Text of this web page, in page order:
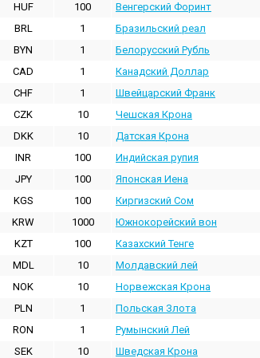
HUF
100 Венгерский Форинт
BRL
1 Бразильский реал
BYN
1 Белорусский Рубль
CAD
1 Канадский Доллар
CHF
1 Швейцарский Франк
CZK
10 Чешская Крона
DKK
10 Датская Крона
INR
100 Индийская pупия
JPY
100 Японская Иена
KGS
100 Киргизский Сом
KRW
1000 Южнокорейский вон
KZT
100 Казахский Тенге
MDL
10 Молдавский лей
NOK
10 Норвежская Крона
PLN
1 Польская Злота
RON
1 Румынский Лей
SEK
10 Шведская Крона